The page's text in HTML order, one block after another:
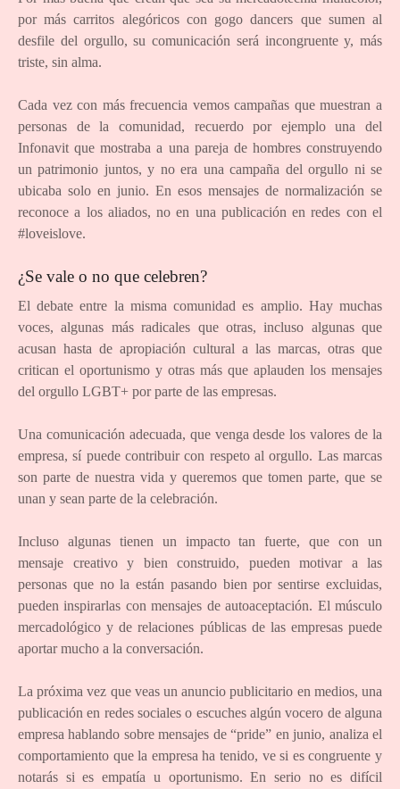
por más carritos alegóricos con gogo dancers que sumen al
desfile del orgullo, su comunicación será incongruente y, más
triste, sin alma.
Cada vez con más frecuencia vemos campañas que muestran a
personas de la comunidad, recuerdo por ejemplo una del
Infonavit que mostraba a una pareja de hombres construyendo
un patrimonio juntos, y no era una campaña del orgullo ni se
ubicaba solo en junio. En esos mensajes de normalización se
reconoce a los aliados, no en una publicación en redes con el
#loveislove.
¿Se vale o no que celebren?
El debate entre la misma comunidad es amplio. Hay muchas
voces, algunas más radicales que otras, incluso algunas que
acusan hasta de apropiación cultural a las marcas, otras que
critican el oportunismo y otras más que aplauden los mensajes
del orgullo LGBT+ por parte de las empresas.
Una comunicación adecuada, que venga desde los valores de la
empresa, sí puede contribuir con respeto al orgullo. Las marcas
son parte de nuestra vida y queremos que tomen parte, que se
unan y sean parte de la celebración.
Incluso algunas tienen un impacto tan fuerte, que con un
mensaje creativo y bien construido, pueden motivar a las
personas que no la están pasando bien por sentirse excluidas,
pueden inspirarlas con mensajes de autoaceptación. El músculo
mercadológico y de relaciones públicas de las empresas puede
aportar mucho a la conversación.
La próxima vez que veas un anuncio publicitario en medios, una
publicación en redes sociales o escuches algún vocero de alguna
empresa hablando sobre mensajes de “pride” en junio, analiza el
comportamiento que la empresa ha tenido, ve si es congruente y
notarás si es empatía u oportunismo. En serio no es difícil